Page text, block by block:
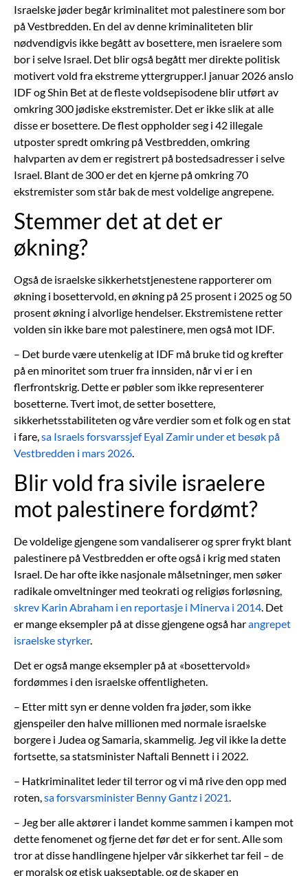
Israelske jøder begår kriminalitet mot palestinere som bor
på Vestbredden. En del av denne kriminaliteten blir
nødvendigvis ikke begått av bosettere, men israelere som
bor i selve Israel. Det blir også begått mer direkte politisk
motivert vold fra ekstreme yttergrupper.I januar 2026 anslo
IDF og Shin Bet at de fleste voldsepisodene blir utført av
omkring 300 jødiske ekstremister. Det er ikke slik at alle
disse er bosettere. De flest oppholder seg i 42 illegale
utposter spredt omkring på Vestbredden, omkring
halvparten av dem er registrert på bostedsadresser i selve
Israel. Blant de 300 er det en kjerne på omkring 70
ekstremister som står bak de mest voldelige angrepene.
Stemmer det at det er
økning?
Også de israelske sikkerhetstjenestene rapporterer om
økning i bosettervold, en økning på 25 prosent i 2025 og 50
prosent økning i alvorlige hendelser. Ekstremistene retter
volden sin ikke bare mot palestinere, men også mot IDF.
– Det burde være utenkelig at IDF må bruke tid og krefter
på en minoritet som truer fra innsiden, når vi er i en
flerfrontskrig. Dette er pøbler som ikke representerer
bosetterne. Tvert imot, de setter bosettere,
sikkerhetsstabiliteten og våre verdier som et folk og en stat
i fare,sa Israels forsvarssjef Eyal Zamir under et besøk på
Vestbredden i mars 2026.
Blir vold fra sivile israelere
mot palestinere fordømt?
De voldelige gjengene som vandaliserer og sprer frykt blant
palestinere på Vestbredden er ofte også i krig med staten
Israel. De har ofte ikke nasjonale målsetninger, men søker
radikale omveltninger med teokrati og religiøs forløsning,
skrev Karin Abraham i en reportasje i Minerva i 2014. Det
er mange eksempler på at disse gjengene også harangrepet
israelske styrker.
Det er også mange eksempler på at «bosettervold»
fordømmes i den israelske offentligheten.
– Etter mitt syn er denne volden fra jøder, som ikke
gjenspeiler den halve millionen med normale israelske
borgere i Judea og Samaria, skammelig. Jeg vil ikke la dette
fortsette, sa statsminister Naftali Bennett i i 2022.
– Hatkriminalitet leder til terror og vi må rive den opp med
roten,sa forsvarsminister Benny Gantz i 2021.
– Jeg ber alle aktører i landet komme sammen i kampen mot
dette fenomenet og fjerne det før det er for sent. Alle som
tror at disse handlingene hjelper vår sikkerhet tar feil – de
er moralsk og etisk uakseptable, og de skaper en